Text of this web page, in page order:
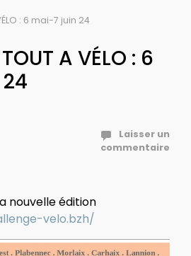
: 6 mai-7 juin 24
A VÉLO : 6
Laisser un
commentaire
nouvelle édition
velo.bzh/